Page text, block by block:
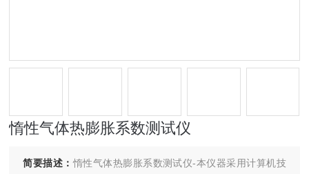
惰性气体热膨胀系数测试仪
简要描述：惰性气体热膨胀系数测试仪-本仪器采用计算机技